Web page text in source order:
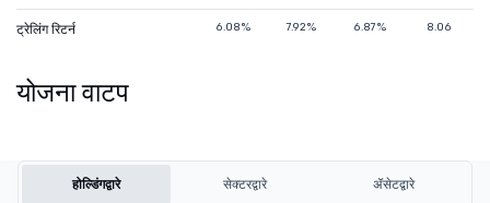
ट्रेलिंग रिटर्न 6.08% 7.92% 6.87% 8.06
योजना वाटप
होल्डिंगद्वारे सेक्टरद्वारे ॲसेटद्वारे